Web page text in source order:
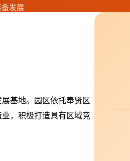
备发展
基地。园区依托奉贤区
，积极打造具有区域竞